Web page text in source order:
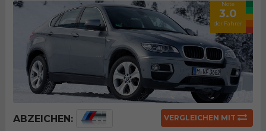
Note
3.0
der Fahrer
ABZEICHEN: VERGLEICHEN MIT